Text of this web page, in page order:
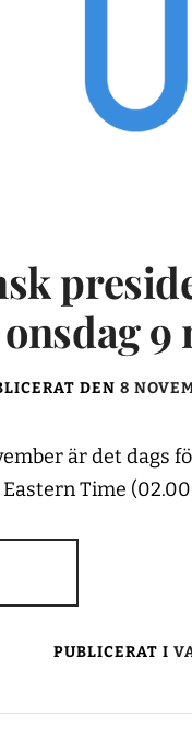
onsdag 9
DEN 8
är det dags
Eastern Time
PUBLICERAT I